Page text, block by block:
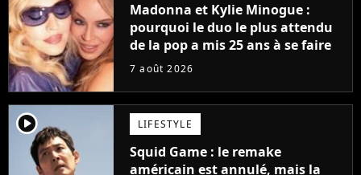
Madonna et Kylie Minogue :
pourquoi le duo le plus attendu
de la pop a mis 25 ans à se faire
7 août 2026
player2 LIFESTYLE
Squid Game : le remake
américain est annulé, mais la